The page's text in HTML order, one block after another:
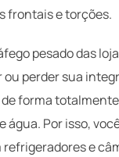
frontais e torções.
pesado das
ou perder sua
de forma
água. Por isso,
refrigeradores e